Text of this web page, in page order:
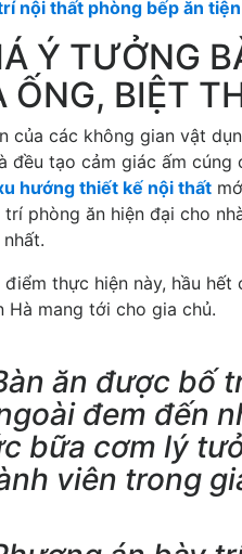
nội thất phòng bếp ăn
Ý TƯỞNG
ỐNG, BIỆT
của các không gian vật
đều tạo cảm giác ấm
hướng thiết kế nội thất
phòng ăn hiện đại cho
thực hiện này, hầu
Hà mang tới cho gia chủ.
ăn được bố
đem đến
bữa cơm lý
viên trong